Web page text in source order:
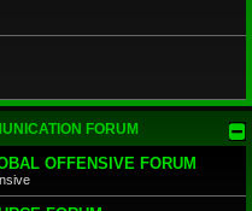
FORUM
OFFENSIVE FORUM